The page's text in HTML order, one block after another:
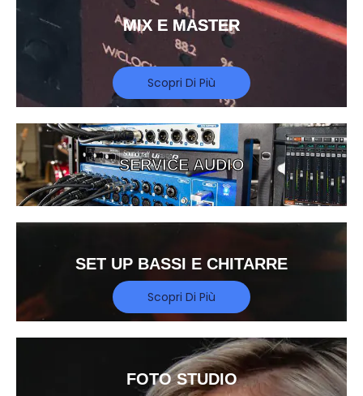
MIX E MASTER
Scopri Di Più
SERVICE AUDIO
SET UP BASSI E CHITARRE
Scopri Di Più
FOTO STUDIO